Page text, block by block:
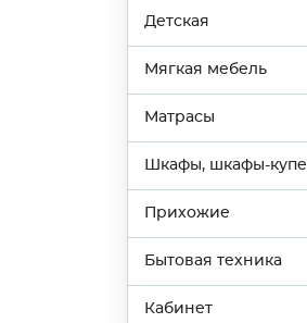
Детская
Мягкая мебель
Матрасы
Шкафы, шкафы-купе
Прихожие
Бытовая техника
Кабинет